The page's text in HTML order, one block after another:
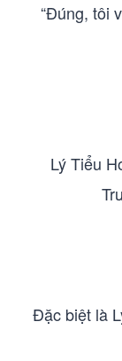
“Đúng, tôi
Lý Tiểu
Đặc biệt là